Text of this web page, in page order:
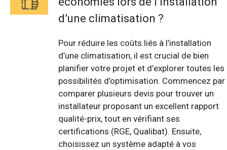
d’une climatisation ?
Pour réduire les coûts liés à l’installation
d’une climatisation, il est crucial de bien
planifier votre projet et d’explorer toutes les
possibilités d’optimisation. Commencez par
comparer plusieurs devis pour trouver un
installateur proposant un excellent rapport
qualité-prix, tout en vérifiant ses
certifications (RGE, Qualibat). Ensuite,
choisissez un système adapté à vos